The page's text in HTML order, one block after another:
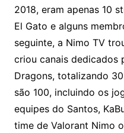
2018, eram apenas 10
El Gato e alguns
seguinte, a Nimo TV
criou canais dedicados
Dragons, totalizando
são 100, incluindo os
equipes do Santos,
time de Valorant Nimo